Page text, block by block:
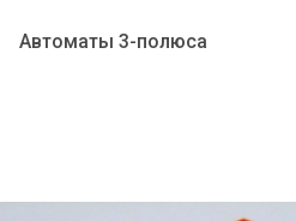
Автоматы 3-полюса